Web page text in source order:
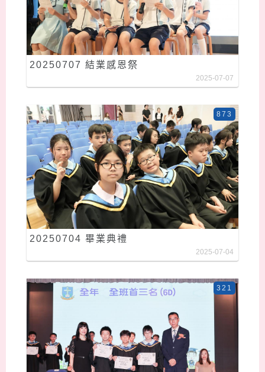
20250707 結業感恩祭
2025-07-07
20250704 畢業典禮
873
2025-07-04
321